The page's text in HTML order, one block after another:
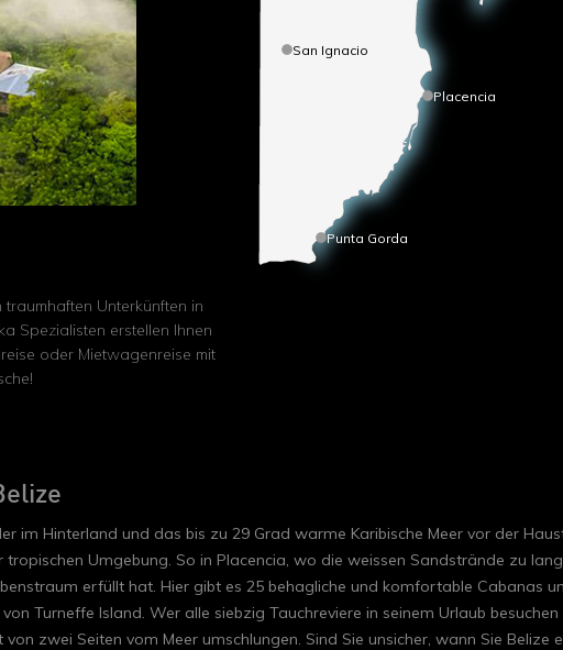
Unterkünften in
Spezialisten erstellen Ihnen
oder Mietwagenreise mit
Placencia
Punta Gorda
San Ignacio
im Hinterland und das bis zu 29 Grad warme Karibische Meer vor der
tropischen Umgebung. So in Placencia, wo die weissen Sandstrände zu
erfüllt hat. Hier gibt es 25 behagliche und komfortable Cabanas
Turneffe Island. Wer alle siebzig Tauchreviere in seinem Urlaub
von zwei Seiten vom Meer umschlungen. Sind Sie unsicher, wann Sie